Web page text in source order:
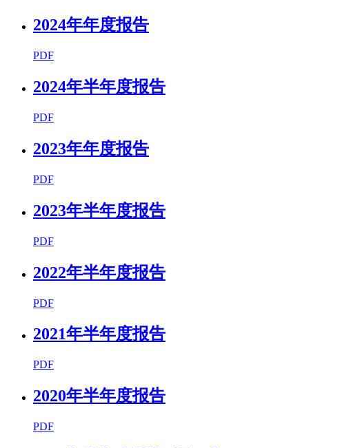
2024年年度报告
PDF
2024年半年度报告
PDF
2023年年度报告
PDF
2023年半年度报告
PDF
2022年半年度报告
PDF
2021年半年度报告
PDF
2020年半年度报告
PDF